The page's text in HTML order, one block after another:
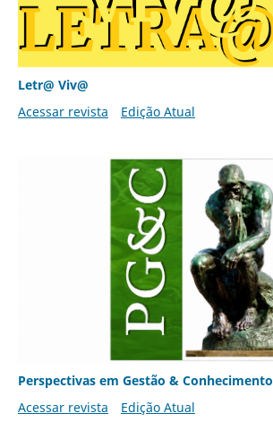
Letr@ Viv@
Acessar revista
Edição Atual
Perspectivas em Gestão & Conhecimento
Acessar revista
Edição Atual